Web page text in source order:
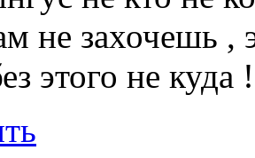
не захочешь ,
этого не куда